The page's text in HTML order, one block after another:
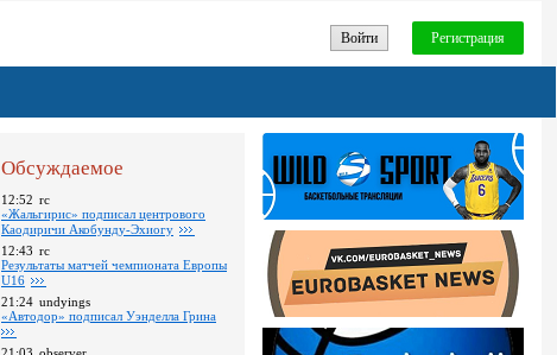
Войти Регистрация
Обсуждаемое
12:52 rc
«Жальгирис» подписал центрового
Каодиричи Акобунду-Эхиогу
12:43 rc
Pезультаты матчей чемпионата Европы
U16
21:24 undyings
«Автодор» подписал Уэнделла Грина